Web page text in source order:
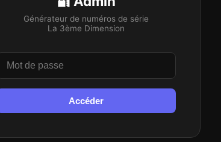
Générateur de numéros de série
La 3ème Dimension
Accéder